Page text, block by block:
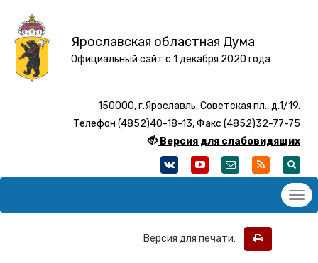
Ярославская областная Дума
Официальный сайт с 1 декабря 2020 года
150000, г.Ярославль, Советская пл., д.1/19.
Телефон (4852)40-18-13, Факс (4852)32-77-75
Версия для слабовидящих
Версия для печати: